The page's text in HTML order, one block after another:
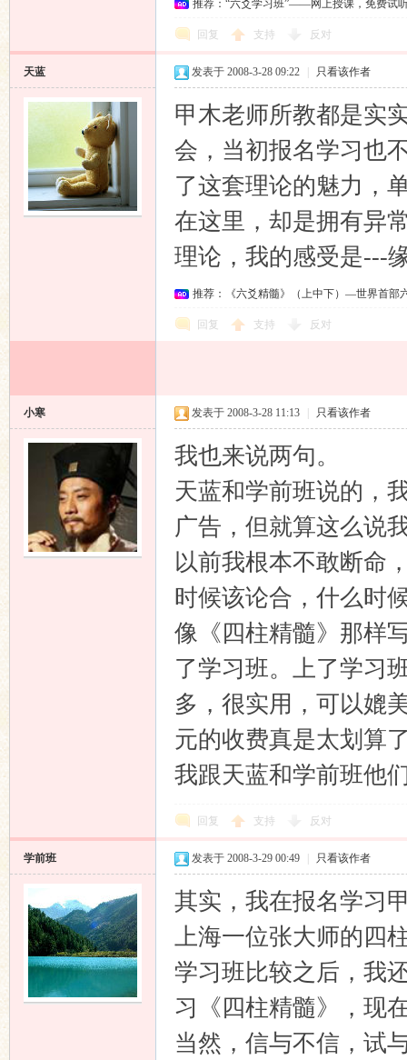
推荐：“六爻学习班”——网上授课，免费试
回复 支持 反对
天蓝 发表于 2008-3-28 09:22 只看该作者
甲木老师所教都是实
会，当初报名学习也
了这套理论的魅力，
在这里，却是拥有异
理论，我的感受是---
推荐：《六爻精髓》（上中下）—世界首部
回复 支持 反对
小寒 发表于 2008-3-28 11:13 只看该作者
我也来说两句。
天蓝和学前班说的，
广告，但就算这么说
以前我根本不敢断命
时候该论合，什么时
像《四柱精髓》那样
了学习班。上了学习
多，很实用，可以媲
元的收费真是太划算
我跟天蓝和学前班他
回复 支持 反对
学前班 发表于 2008-3-29 00:49 只看该作者
其实，我在报名学习
上海一位张大师的四
学习班比较之后，我
习《四柱精髓》，现
当然，信与不信，试